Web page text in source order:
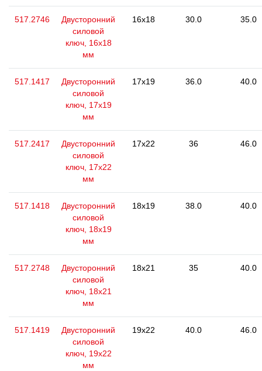
517.2746
Двусторонний
силовой
ключ, 16x18
мм
16x18 30.0 35.0
517.1417
Двусторонний
силовой
ключ, 17x19
мм
17x19 36.0 40.0
517.2417
Двусторонний
силовой
ключ, 17x22
мм
17x22 36 46.0
517.1418
Двусторонний
силовой
ключ, 18x19
мм
18x19 38.0 40.0
517.2748
Двусторонний
силовой
ключ, 18x21
мм
18x21 35 40.0
517.1419
Двусторонний
силовой
ключ, 19x22
мм
19x22 40.0 46.0